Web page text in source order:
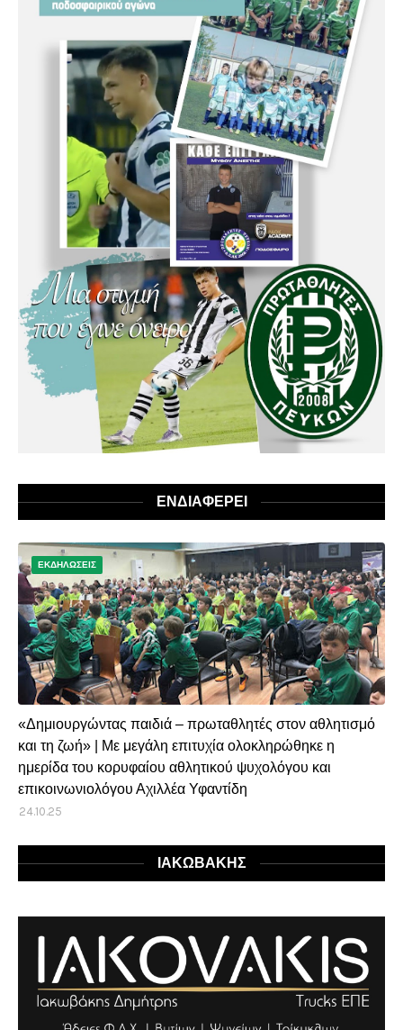
ΕΝΔΙΑΦΕΡΕΙ
ΕΚΔΗΛΩΣΕΙΣ
«Δημιουργώντας παιδιά – πρωταθλητές στον αθλητισμό
και τη ζωή» | Με μεγάλη επιτυχία ολοκληρώθηκε η
ημερίδα του κορυφαίου αθλητικού ψυχολόγου και
επικοινωνιολόγου Αχιλλέα Υφαντίδη
24.10.25
ΙΑΚΩΒΑΚΗΣ